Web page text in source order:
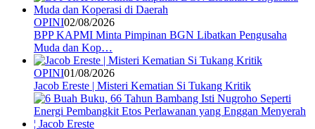
OPINI02/08/2026
BPP KAPMI Minta Pimpinan BGN Libatkan Pengusaha
Muda dan Kop…
OPINI01/08/2026
Jacob Ereste | Misteri Kematian Si Tukang Kritik